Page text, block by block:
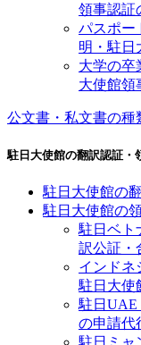
領事認証
パスポー
明・駐日
大学の卒
大使館領
公文書・私文書の種
駐日大使館の翻訳認証・
駐日大使館の
駐日大使館の
駐日ベト
訳公証・
インドネ
駐日大使
駐日UAE
の申請代